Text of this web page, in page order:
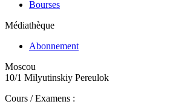
Bourses
Médiathèque
Abonnement
Moscou
10/1 Milyutinskiy Pereulok
Cours / Examens :